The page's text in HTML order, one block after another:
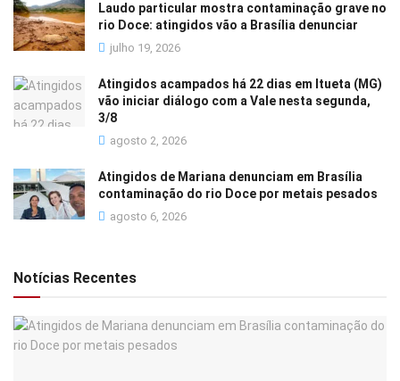
Laudo particular mostra contaminação grave no
rio Doce: atingidos vão a Brasília denunciar
julho 19, 2026
Atingidos acampados há 22 dias em Itueta (MG)
vão iniciar diálogo com a Vale nesta segunda,
3/8
agosto 2, 2026
Atingidos de Mariana denunciam em Brasília
contaminação do rio Doce por metais pesados
agosto 6, 2026
Notícias Recentes